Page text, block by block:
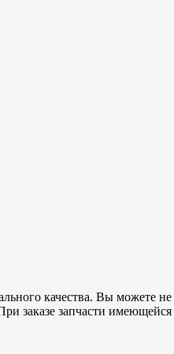
качества. Вы можете
заказе запчасти